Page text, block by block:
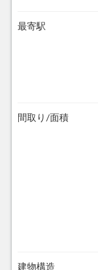
最寄駅
間取り/面積
建物構造